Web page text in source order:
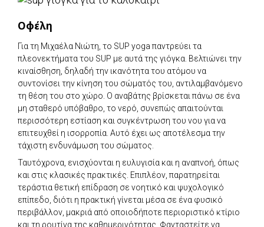
Οφέλη
Για τη Μιχαέλα Νιώτη, το SUP yoga παντρεύει τα
πλεονεκτήματα του SUP με αυτά της γιόγκα. Βελτιώνει την
κιναίσθηση, δηλαδή την ικανότητα του ατόμου να
συντονίσει την κίνηση του σώματός του, αντιλαμβανόμενο
τη θέση του στο χώρο. Ο αναβάτης βρίσκεται πάνω σε ένα
μη σταθερό υπόβαθρο, το νερό, συνεπώς απαιτούνται
περισσότερη εστίαση και συγκέντρωση του νου για να
επιτευχθεί η ισορροπία. Αυτό έχει ως αποτέλεσμα την
τάχιστη ενδυνάμωση του σώματος.
Ταυτόχρονα, ενισχύονται η ευλυγισία και η αναπνοή, όπως
και στις κλασικές πρακτικές. Επιπλέον, παρατηρείται
τεράστια θετική επίδραση σε νοητικό και ψυχολογικό
επίπεδο, διότι η πρακτική γίνεται μέσα σε ένα φυσικό
περιβάλλον, μακριά από οποιοδήποτε περιοριστικό κτίριο
και τη ρουτίνα της καθημερινότητας. Φανταστείτε να